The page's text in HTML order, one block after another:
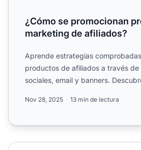
¿Cómo se promocionan
marketing de afiliados?
Aprende estrategias
productos de afiliados a través
sociales, email y banners.
Nov 28, 2025 13 min de lectura